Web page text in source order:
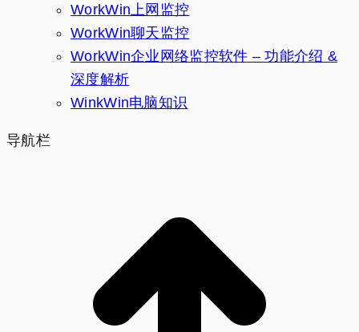
WorkWin上网监控
WorkWin聊天监控
WorkWin企业网络监控软件 – 功能介绍 &
深度解析
WinkWin电脑知识
导航栏